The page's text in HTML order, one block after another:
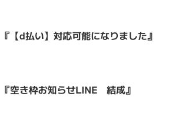
『【d払い】対応可能になりました』
『空き枠お知らせLINE 結成』